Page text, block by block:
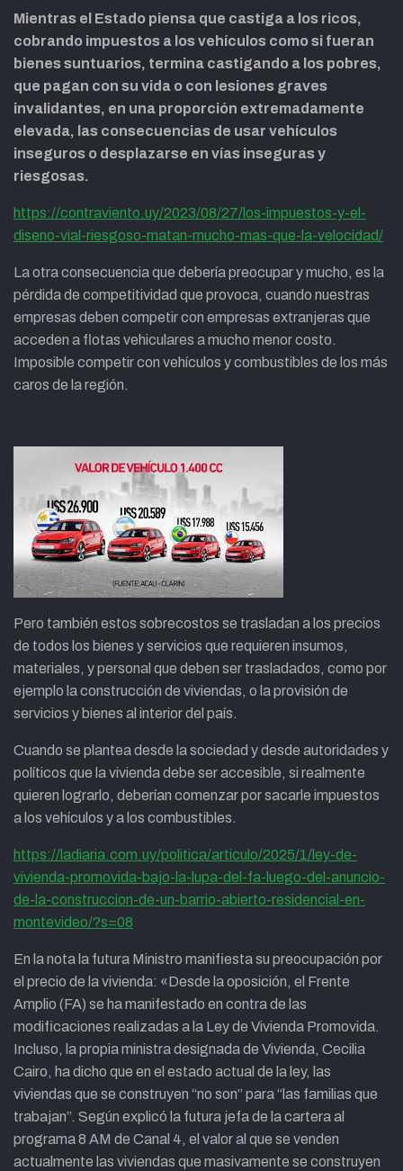
Mientras el Estado piensa que castiga a los ricos,
cobrando impuestos a los vehículos como si fueran
bienes suntuarios, termina castigando a los pobres,
que pagan con su vida o con lesiones graves
invalidantes, en una proporción extremadamente
elevada, las consecuencias de usar vehículos
inseguros o desplazarse en vías inseguras y
riesgosas.
https://contraviento.uy/2023/08/27/los-impuestos-y-el-
diseno-vial-riesgoso-matan-mucho-mas-que-la-velocidad/
La otra consecuencia que debería preocupar y mucho, es la
pérdida de competitividad que provoca, cuando nuestras
empresas deben competir con empresas extranjeras que
acceden a flotas vehiculares a mucho menor costo.
Imposible competir con vehículos y combustibles de los más
caros de la región.
Pero también estos sobrecostos se trasladan a los precios
de todos los bienes y servicios que requieren insumos,
materiales, y personal que deben ser trasladados, como por
ejemplo la construcción de viviendas, o la provisión de
servicios y bienes al interior del país.
Cuando se plantea desde la sociedad y desde autoridades y
políticos que la vivienda debe ser accesible, si realmente
quieren lograrlo, deberían comenzar por sacarle impuestos
a los vehículos y a los combustibles.
https://ladiaria.com.uy/politica/articulo/2025/1/ley-de-
vivienda-promovida-bajo-la-lupa-del-fa-luego-del-anuncio-
de-la-construccion-de-un-barrio-abierto-residencial-en-
montevideo/?s=08
En la nota la futura Ministro manifiesta su preocupación por
el precio de la vivienda: «Desde la oposición, el Frente
Amplio (FA) se ha manifestado en contra de las
modificaciones realizadas a la Ley de Vivienda Promovida.
Incluso, la propia ministra designada de Vivienda, Cecilia
Cairo, ha dicho que en el estado actual de la ley, las
viviendas que se construyen “no son” para “las familias que
trabajan”. Según explicó la futura jefa de la cartera al
programa 8 AM de Canal 4, el valor al que se venden
actualmente las viviendas que masivamente se construyen